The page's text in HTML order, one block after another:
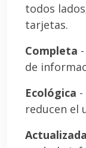
todos
tarjetas.
Completa
de
Ecológica
reducen el
Actualizada